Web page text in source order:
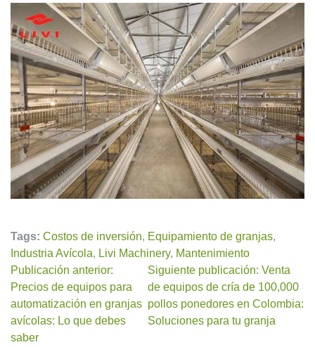
Tags: Costos de inversión, Equipamiento de granjas,
Industria Avícola, Livi Machinery, Mantenimiento
Publicación anterior:
Precios de equipos para
automatización en granjas
avícolas: Lo que debes
saber
Siguiente publicación: Venta
de equipos de cría de 100,000
pollos ponedores en Colombia:
Soluciones para tu granja